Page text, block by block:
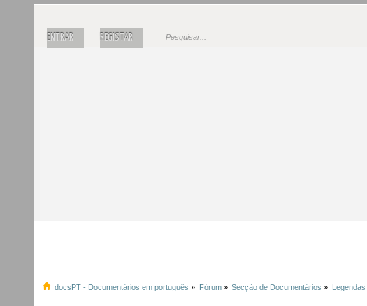
ENTRAR REGISTAR
docsPT - Documentários em português » Fórum» Secção de Documentários » Legendas